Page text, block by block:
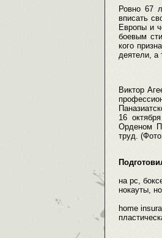
Ровно 67
вписать
Европы и
боевым
кого
деятели, а
Виктор
16
Орденом
труд.
на pc,
нокауты,
home